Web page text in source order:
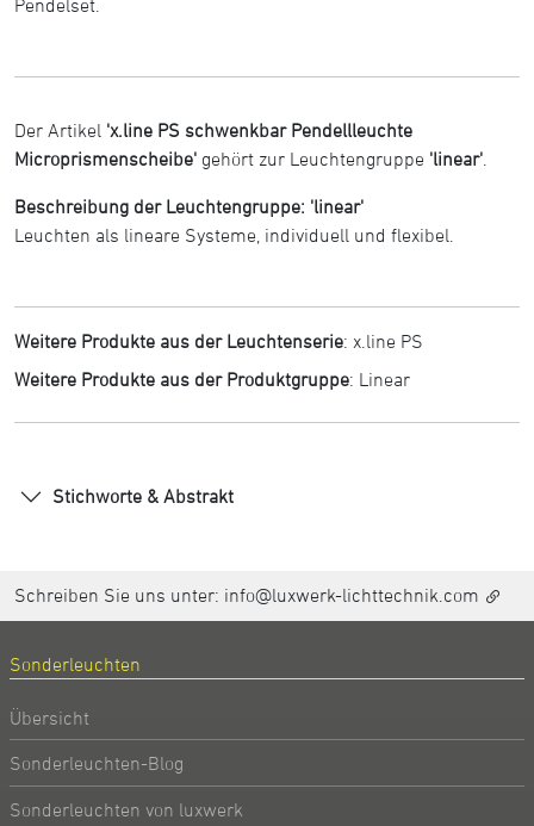
Pendelset.
Der Artikel 'x.line PS schwenkbar Pendellleuchte
Microprismenscheibe' gehört zur Leuchtengruppe 'linear'
Beschreibung der Leuchtengruppe: 'linear'
Leuchten als lineare Systeme, individuell und flexibel.
Weitere Produkte aus der Leuchtenserie: x.line PS
Weitere Produkte aus der Produktgruppe: Linear
Stichworte & Abstrakt
Schreiben Sie uns unter: info@luxwerk-lichttechnik.com
Sonderleuchten
Übersicht
Sonderleuchten-Blog
Sonderleuchten von luxwerk